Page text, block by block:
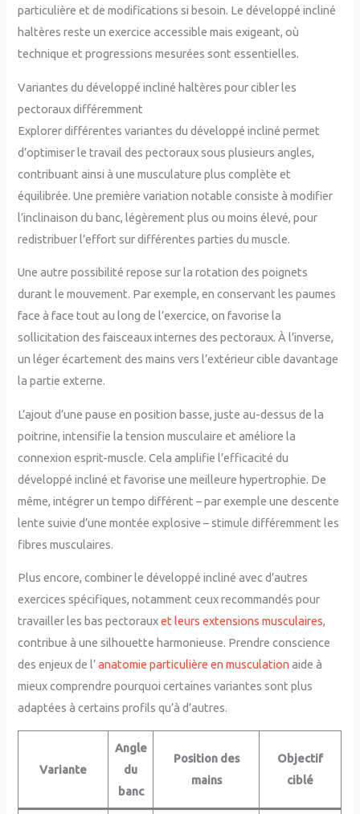
particulière et de modifications si besoin. Le développé incliné
haltères reste un exercice accessible mais exigeant, où
technique et progressions mesurées sont essentielles.
Variantes du développé incliné haltères pour cibler les
pectoraux différemment
Explorer différentes variantes du développé incliné permet
d’optimiser le travail des pectoraux sous plusieurs angles,
contribuant ainsi à une musculature plus complète et
équilibrée. Une première variation notable consiste à modifier
l’inclinaison du banc, légèrement plus ou moins élevé, pour
redistribuer l’effort sur différentes parties du muscle.
Une autre possibilité repose sur la rotation des poignets
durant le mouvement. Par exemple, en conservant les paumes
face à face tout au long de l’exercice, on favorise la
sollicitation des faisceaux internes des pectoraux. À l’inverse,
un léger écartement des mains vers l’extérieur cible davantage
la partie externe.
L’ajout d’une pause en position basse, juste au-dessus de la
poitrine, intensifie la tension musculaire et améliore la
connexion esprit-muscle. Cela amplifie l’efficacité du
développé incliné et favorise une meilleure hypertrophie. De
même, intégrer un tempo différent – par exemple une descente
lente suivie d’une montée explosive – stimule différemment les
fibres musculaires.
Plus encore, combiner le développé incliné avec d’autres
exercices spécifiques, notamment ceux recommandés pour
travailler les bas pectorauxet leurs extensions musculaires,
contribue à une silhouette harmonieuse. Prendre conscience
des enjeux de l’anatomie particulière en musculation aide à
mieux comprendre pourquoi certaines variantes sont plus
adaptées à certains profils qu’à d’autres.
Variante
Angle
du
banc
Position des
mains
Objectif
ciblé